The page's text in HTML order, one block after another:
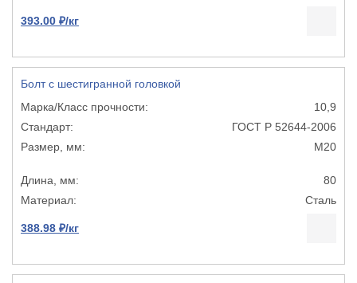
393.00 ₽/кг
Болт с шестигранной головкой
10,9
ГОСТ Р 52644-2006
М20
80
Сталь
388.98 ₽/кг